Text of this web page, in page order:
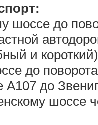
до
и
до
А107 до
шоссе